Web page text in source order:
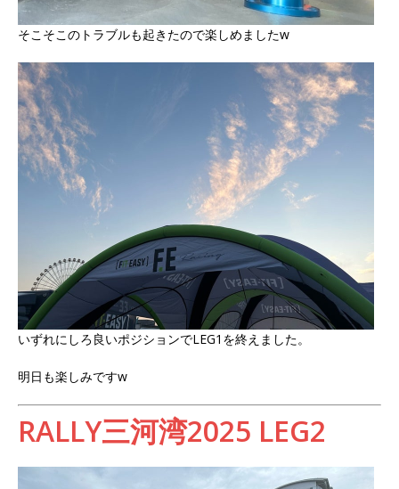
そこそこのトラブルも起きたので楽しめましたw
いずれにしろ良いポジションでLEG1を終えました。
明日も楽しみですw
RALLY三河湾2025 LEG2